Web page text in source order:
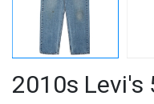
2010s Levi's